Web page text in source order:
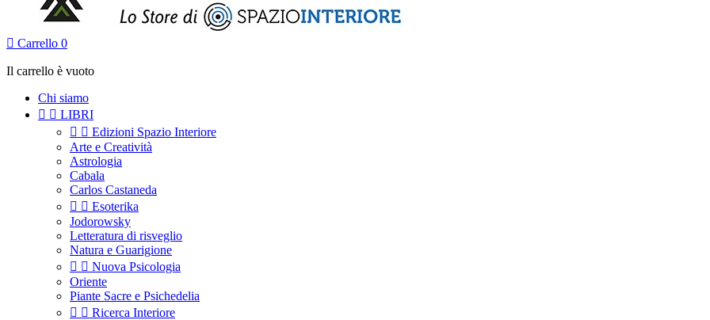
 Carrello 0
Il carrello è vuoto
Chi siamo
  LIBRI
  Edizioni Spazio Interiore
Arte e Creatività
Astrologia
Cabala
Carlos Castaneda
  Esoterika
Jodorowsky
Letteratura di risveglio
Natura e Guarigione
  Nuova Psicologia
Oriente
Piante Sacre e Psichedelia
  Ricerca Interiore